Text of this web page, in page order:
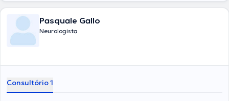
Pasquale Gallo
Neurologista
Consultório 1